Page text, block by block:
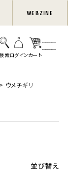
WEBZINE
ウメチギリ
並び替え